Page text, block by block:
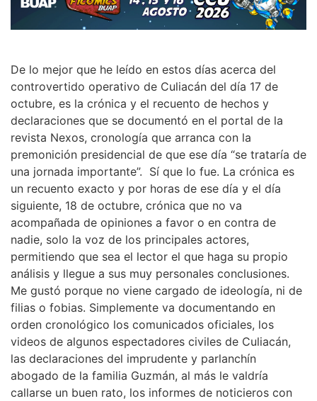
De lo mejor que he leído en estos días acerca del
controvertido operativo de Culiacán del día 17 de
octubre, es la crónica y el recuento de hechos y
declaraciones que se documentó en el portal de la
revista Nexos, cronología que arranca con la
premonición presidencial de que ese día “se trataría de
una jornada importante”. Sí que lo fue. La crónica es
un recuento exacto y por horas de ese día y el día
siguiente, 18 de octubre, crónica que no va
acompañada de opiniones a favor o en contra de
nadie, solo la voz de los principales actores,
permitiendo que sea el lector el que haga su propio
análisis y llegue a sus muy personales conclusiones.
Me gustó porque no viene cargado de ideología, ni de
filias o fobias. Simplemente va documentando en
orden cronológico los comunicados oficiales, los
videos de algunos espectadores civiles de Culiacán,
las declaraciones del imprudente y parlanchín
abogado de la familia Guzmán, al más le valdría
callarse un buen rato, los informes de noticieros con